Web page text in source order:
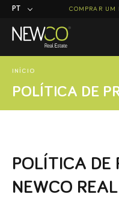
PT
COMPRAR UM
INÍCIO
POLÍTICA DE
POLÍTICA DE
NEWCO